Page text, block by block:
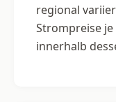
regional
Strompreise
innerhalb